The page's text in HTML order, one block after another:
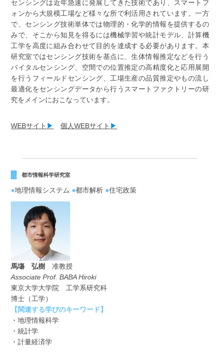
センシングは近年急速に発展してきた技術であり、スマートフ
ォンから大規模工場など様々な所で利活用されています。一方
で、センシング技術単体では物理的・化学的情報を提供するの
みで、そこから知見を得るには機械学習や統計モデル、計算機
工学を高度に組み合わせて目的を達成する必要があります。本
研究室ではセンシング技術を基点に、生体情報推定などを行う
バイタルセンシング、空間での位置推定の高精度化と応用展開
を行うフィールドセンシング、工場生産の品質推定やもの流し
最適化をセンシングデータから行うスマートファクトリーの研
究をメインにおこなっています。
WEBサイト ▶ 個人WEBサイト ▶
都市情報科学研究室
●地理情報システム ●都市解析 ●住宅政策
馬塲 弘樹 准教授
Associate Prof. BABA Hiroki
東京大学大学院 工学系研究科
博士（工学）
【関連する学びのキーワード】
・地理情報科学
・統計学
・計量経済学